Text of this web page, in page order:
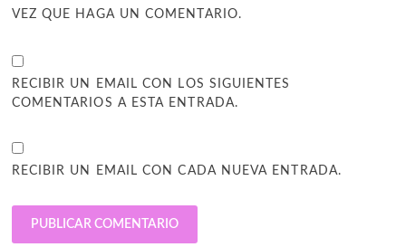
VEZ QUE HAGA UN COMENTARIO.
RECIBIR UN EMAIL CON LOS SIGUIENTES
COMENTARIOS A ESTA ENTRADA.
RECIBIR UN EMAIL CON CADA NUEVA ENTRADA.